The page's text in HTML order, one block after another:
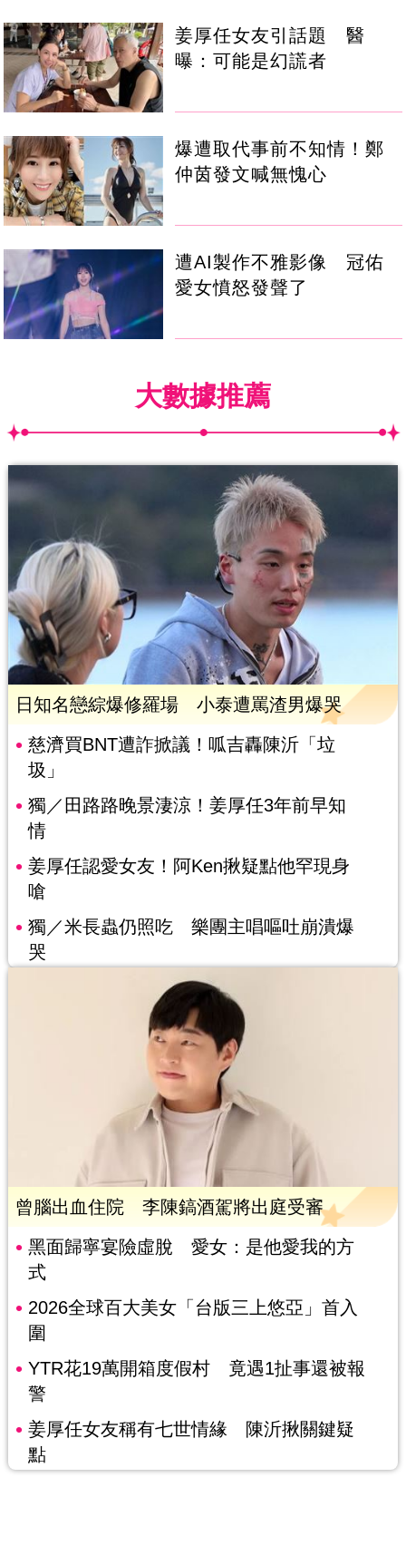
姜厚任女友引話題 醫
曝：可能是幻謊者
爆遭取代事前不知情！鄭
仲茵發文喊無愧心
遭AI製作不雅影像 冠佑
愛女憤怒發聲了
大數據推薦
日知名戀綜爆修羅場 小泰遭罵渣男爆哭
慈濟買BNT遭詐掀議！呱吉轟陳沂「垃
圾」
獨／田路路晚景淒涼！姜厚任3年前早知
情
姜厚任認愛女友！阿Ken揪疑點他罕現身
嗆
獨／米長蟲仍照吃 樂團主唱嘔吐崩潰爆
哭
曾腦出血住院 李陳鎬酒駕將出庭受審
黑面歸寧宴險虛脫 愛女：是他愛我的方
式
2026全球百大美女「台版三上悠亞」首入
圍
YTR花19萬開箱度假村 竟遇1扯事還被報
警
姜厚任女友稱有七世情緣 陳沂揪關鍵疑
點